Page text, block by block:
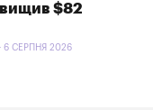
$82
6 СЕРПНЯ 2026